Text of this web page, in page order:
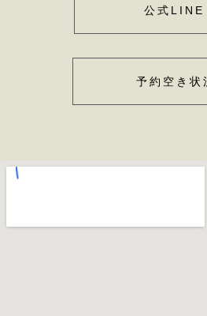
公式LINE
予約空き状